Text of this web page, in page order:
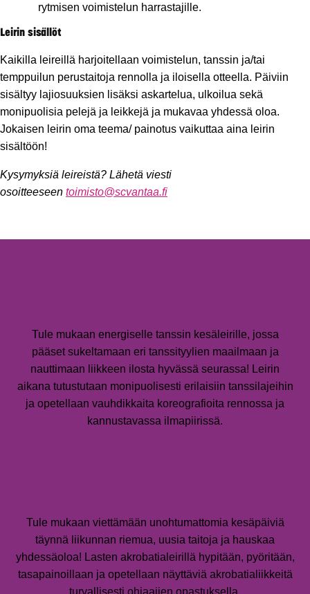
rytmisen voimistelun harrastajille.
Leirin sisällöt
Kaikilla leireillä harjoitellaan voimistelun, tanssin ja/tai
temppuilun perustaitoja rennolla ja iloisella otteella. Päiviin
sisältyy lajiosuuksien lisäksi askartelua, ulkoilua sekä
monipuolisia pelejä ja leikkejä ja mukavaa yhdessä oloa.
Jokaisen leirin oma teema/ painotus vaikuttaa aina leirin
sisältöön!
Kysymyksiä leireistä? Lähetä viesti
osoitteeseen toimisto@scvantaa.fi
Tule mukaan energiselle tanssin kesäleirille, jossa
pääset sukeltamaan eri tanssityylien maailmaan ja
nauttimaan liikkeen ilosta hyvässä seurassa! Leirin
aikana tutustutaan monipuolisesti erilaisiin tanssilajeihin
ja opetellaan vauhdikkaita koreografioita rennossa ja
kannustavassa ilmapiirissä.
Tule mukaan viettämään unohtumattomia kesäpäiviä
täynnä liikunnan riemua, uusia taitoja ja hauskaa
yhdessäoloa! Lasten akrobatialeirillä hypitään, pyöritään,
tasapainoillaan ja opetellaan näyttäviä akrobatialiikkeitä
turvallisesti ohjaajien opastuksella.